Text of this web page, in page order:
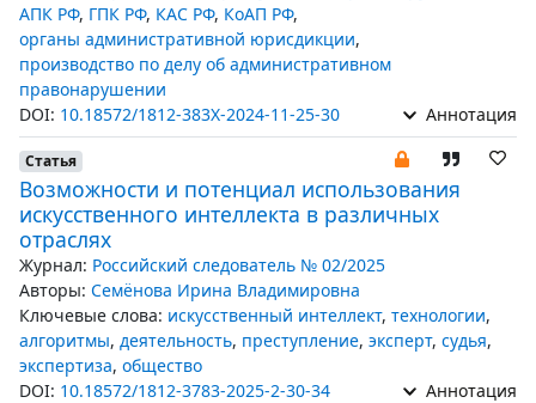
АПК РФ, ГПК РФ, КАС РФ, КоАП РФ,
органы административной юрисдикции,
производство по делу об административном
правонарушении
DOI: 10.18572/1812-383X-2024-11-25-30 Аннотация
Статья
Возможности и потенциал использования
искусственного интеллекта в различных
отраслях
Журнал: Российский следователь № 02/2025
Авторы: Семёнова Ирина Владимировна
Ключевые слова: искусственный интеллект, технологии,
алгоритмы, деятельность, преступление, эксперт, судья,
экспертиза, общество
DOI: 10.18572/1812-3783-2025-2-30-34 Аннотация